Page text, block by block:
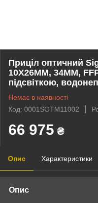
Приціл оптичний
10X26MM, 34MM,
підсвіткою,
Немає в наявності
Код: 0001SOTM11002
66 975 ₴
Опис Характеристики
Опис